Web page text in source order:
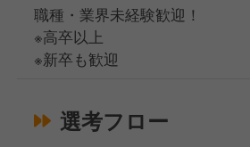
職種・業界未経験歓迎！
※高卒以上
※新卒も歓迎
選考フロー